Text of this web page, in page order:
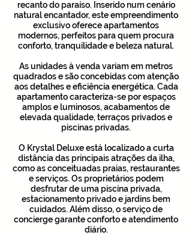
recanto do paraíso. Inserido num cenário
natural encantador, este empreendimento
exclusivo oferece apartamentos
modernos, perfeitos para quem procura
conforto, tranquilidade e beleza natural.
As unidades à venda variam em metros
quadrados e são concebidas com atenção
aos detalhes e eficiência energética. Cada
apartamento caracteriza-se por espaços
amplos e luminosos, acabamentos de
elevada qualidade, terraços privados e
piscinas privadas.
O Krystal Deluxe está localizado a curta
distância das principais atrações da ilha,
como as conceituadas praias, restaurantes
e serviços. Os proprietários podem
desfrutar de uma piscina privada,
estacionamento privado e jardins bem
cuidados. Além disso, o serviço de
concierge garante conforto e atendimento
diário.